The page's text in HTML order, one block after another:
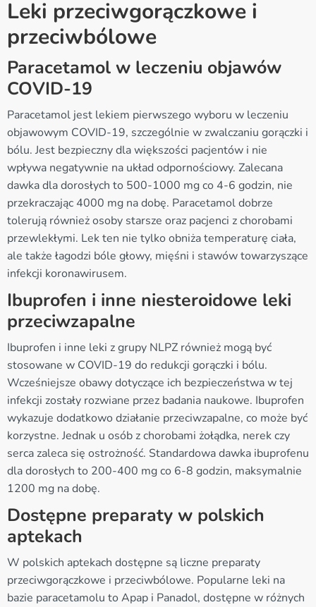
Leki przeciwgorączkowe i
przeciwbólowe
Paracetamol w leczeniu objawów
COVID-19
Paracetamol jest lekiem pierwszego wyboru w leczeniu
objawowym COVID-19, szczególnie w zwalczaniu gorączki i
bólu. Jest bezpieczny dla większości pacjentów i nie
wpływa negatywnie na układ odpornościowy. Zalecana
dawka dla dorosłych to 500-1000 mg co 4-6 godzin, nie
przekraczając 4000 mg na dobę. Paracetamol dobrze
tolerują również osoby starsze oraz pacjenci z chorobami
przewlekłymi. Lek ten nie tylko obniża temperaturę ciała,
ale także łagodzi bóle głowy, mięśni i stawów towarzyszące
infekcji koronawirusem.
Ibuprofen i inne niesteroidowe leki
przeciwzapalne
Ibuprofen i inne leki z grupy NLPZ również mogą być
stosowane w COVID-19 do redukcji gorączki i bólu.
Wcześniejsze obawy dotyczące ich bezpieczeństwa w tej
infekcji zostały rozwiane przez badania naukowe. Ibuprofen
wykazuje dodatkowo działanie przeciwzapalne, co może być
korzystne. Jednak u osób z chorobami żołądka, nerek czy
serca zaleca się ostrożność. Standardowa dawka ibuprofenu
dla dorosłych to 200-400 mg co 6-8 godzin, maksymalnie
1200 mg na dobę.
Dostępne preparaty w polskich
aptekach
W polskich aptekach dostępne są liczne preparaty
przeciwgorączkowe i przeciwbólowe. Popularne leki na
bazie paracetamolu to Apap i Panadol, dostępne w różnych